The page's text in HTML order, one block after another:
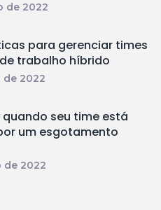
de 2022
para gerenciar times
trabalho híbrido
de 2022
quando seu time está
um esgotamento
de 2022